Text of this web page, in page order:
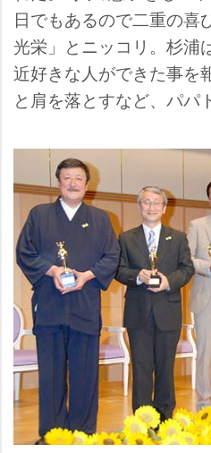
日でもあるので二重の喜
光栄」とニッコリ。杉浦
近好きな人ができた事を
と肩を落とすなど、パパ